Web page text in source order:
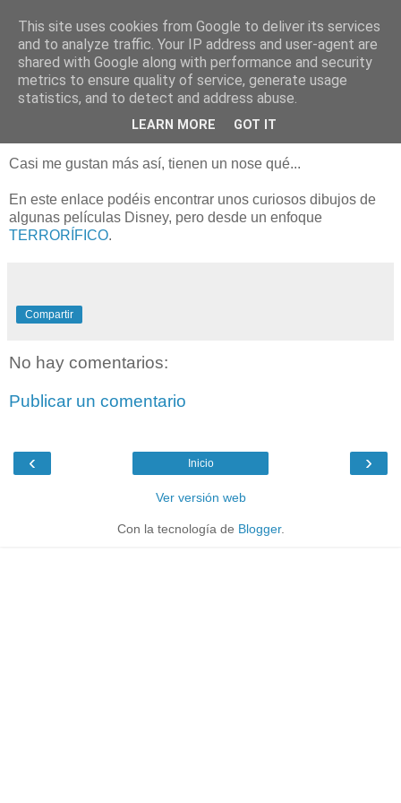
blogOBR
24 abril 2009
Imágenes Disney de miedo
Casi me gustan más así, tienen un nose qué...
En este enlace podéis encontrar unos curiosos dibujos de
algunas películas Disney, pero desde un enfoque
TERRORÍFICO.
Compartir
No hay comentarios:
Publicar un comentario
‹ ›
Inicio
Ver versión web
Con la tecnología de Blogger.
This site uses cookies from Google to deliver its services
and to analyze traffic. Your IP address and user-agent are
shared with Google along with performance and security
metrics to ensure quality of service, generate usage
statistics, and to detect and address abuse.
LEARN MORE GOT IT